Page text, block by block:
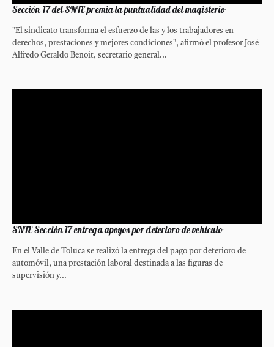
Sección 17 del SNTE premia la puntualidad del magisterio
"El sindicato transforma el esfuerzo de las y los trabajadores en
derechos, prestaciones y mejores condiciones", afirmó el profesor José
Alfredo Geraldo Benoit, secretario general...
SNTE Sección 17 entrega apoyos por deterioro de vehículo
En el Valle de Toluca se realizó la entrega del pago por deterioro de
automóvil, una prestación laboral destinada a las figuras de
supervisión y...